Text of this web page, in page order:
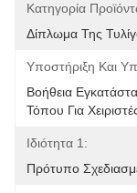
Κατηγορία
Δίπλωμα Της
Υποστήριξη Και
Βοήθεια
Τόπου Για
Ιδιότητα 1:
Πρότυπο